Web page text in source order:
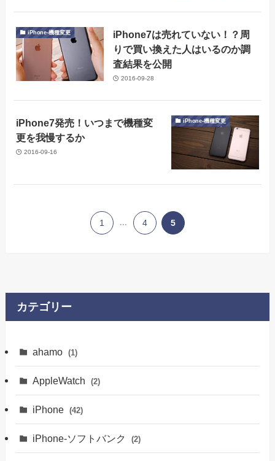
iPhone-機種変更
iPhone7は売れていない！？周
りで買い換えた人はいるのか調
査結果を公開
2016-09-28
iPhone-機種変更
iPhone7発売！いつまで機種変
更を我慢するか
2016-09-16
1 ... 4 5
カテゴリー
ahamo (1)
AppleWatch (2)
iPhone (42)
iPhone-ソフトバンク (2)